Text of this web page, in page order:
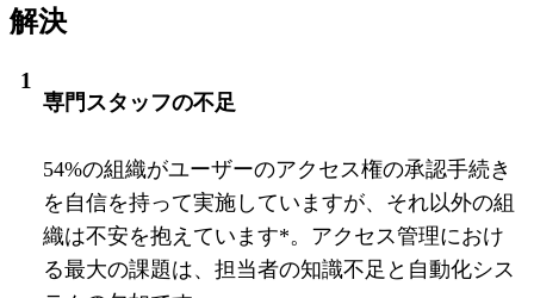
解決
専門スタッフの不足
54%の組織がユーザーのアクセス権の承認手続き
を自信を持って実施していますが、それ以外の組
織は不安を抱えています*。アクセス管理におけ
る最大の課題は、担当者の知識不足と自動化シス